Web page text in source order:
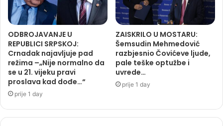
ODBROJAVANJE U
REPUBLICI SRPSKOJ:
Crnadak najavljuje pad
režima –„Nije normalno da
se u 21. vijeku pravi
proslava kad dođe…“
prije 1 day
ZAISKRILO U MOSTARU:
Šemsudin Mehmedović
razbjesnio Čovićeve ljude,
pale teške optužbe i
uvrede…
prije 1 day